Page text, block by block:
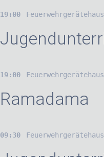
19:00
19:00
Ramadama
09:30